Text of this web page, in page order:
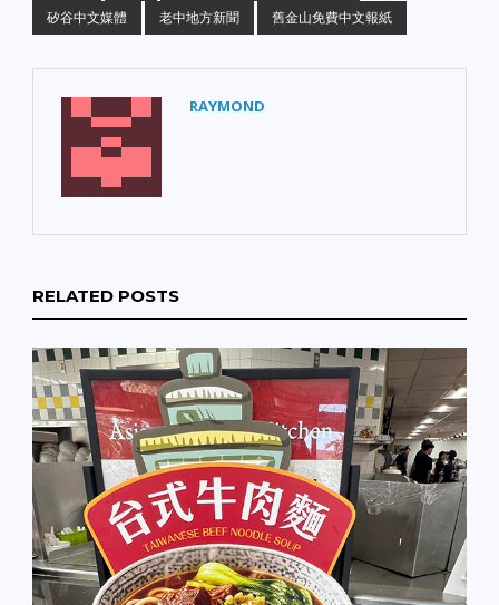
矽谷中文媒體
老中地方新聞 舊金山免費中文報紙
RAYMOND
RELATED POSTS